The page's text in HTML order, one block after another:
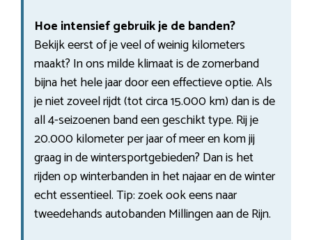
Hoe intensief gebruik je de banden?
Bekijk eerst of je veel of weinig kilometers
maakt? In ons milde klimaat is de zomerband
bijna het hele jaar door een effectieve optie. Als
je niet zoveel rijdt (tot circa 15.000 km) dan is de
all 4-seizoenen band een geschikt type. Rij je
20.000 kilometer per jaar of meer en kom jij
graag in de wintersportgebieden? Dan is het
rijden op winterbanden in het najaar en de winter
echt essentieel. Tip: zoek ook eens naar
tweedehands autobanden Millingen aan de Rijn.